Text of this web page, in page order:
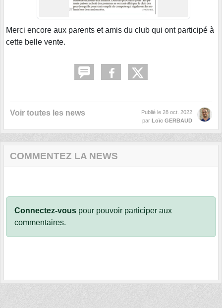
Merci encore aux parents et amis du club qui ont participé à
cette belle vente.
Voir toutes les news Publié le 28 oct. 2022
par Loïc GERBAUD
COMMENTEZ LA NEWS
Connectez-vous pour pouvoir participer aux
commentaires.